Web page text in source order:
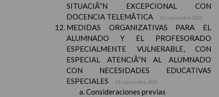
SITUACIÃ“N EXCEPCIONAL CON
DOCENCIA TELEMÃTICA
01 septiembre 2021
MEDIDAS ORGANIZATIVAS PARA EL
ALUMNADO Y EL PROFESORADO
ESPECIALMENTE VULNERABLE, CON
ESPECIAL ATENCIÃ“N AL ALUMNADO
CON NECESIDADES EDUCATIVAS
ESPECIALES
01 septiembre 2021
Consideraciones previas